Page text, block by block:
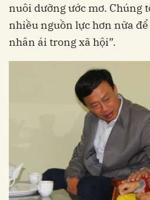
nuôi dưỡng ước mơ. Chúng
nhiều nguồn lực hơn nữa
nhân ái trong xã hội”.